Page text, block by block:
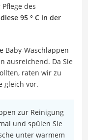
des
95 ° C in der
Baby-Waschlappen
ausreichend. Da Sie
raten wir zu
gleich vor.
zur Reinigung
und spülen Sie
unter warmem